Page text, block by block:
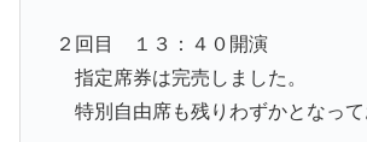
２回目 １３：４０開演
指定席券は完売しました。
特別自由席も残りわずかとなって